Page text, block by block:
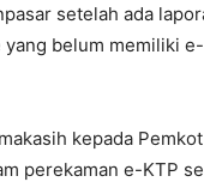
setelah ada
belum memiliki
kepada
perekaman e-KTP